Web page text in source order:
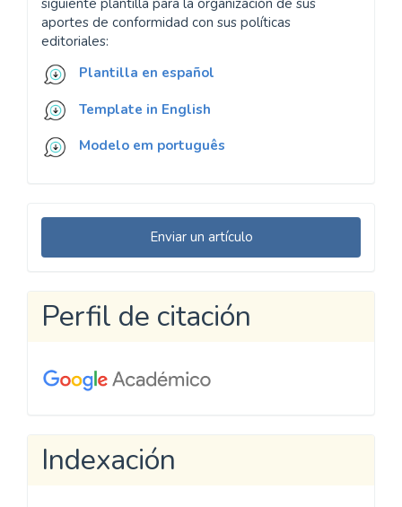
siguiente plantilla para la organización de sus
aportes de conformidad con sus políticas
editoriales:
Plantilla en español
Template in English
Modelo em português
Enviar
un
Enviar un artículo
Perfil de citación
Indexación